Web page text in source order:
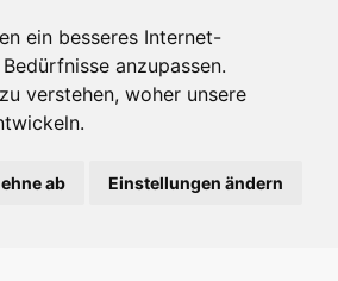
ein besseres Internet-
anzupassen.
verstehen, woher unsere
ab Einstellungen ändern
Es gibt uns auch in